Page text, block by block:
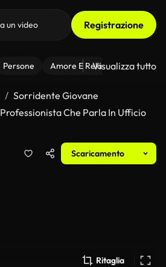
Registrazione
Persone Amore E Relazioni Il
Visualizza tutto
Sorridente Giovane
Professionista Che Parla In Ufficio
Scaricamento
Ritaglia